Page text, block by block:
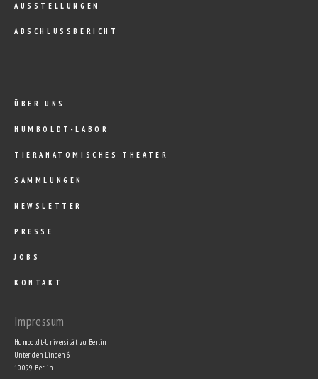
AUSSTELLUNGEN
ABSCHLUSSBERICHT
ÜBER UNS
HUMBOLDT-LABOR
TIERANATOMISCHES THEATER
SAMMLUNGEN
NEWSLETTER
PRESSE
JOBS
KONTAKT
Impressum
Humboldt-Universität zu Berlin
Unter den Linden 6
10099 Berlin